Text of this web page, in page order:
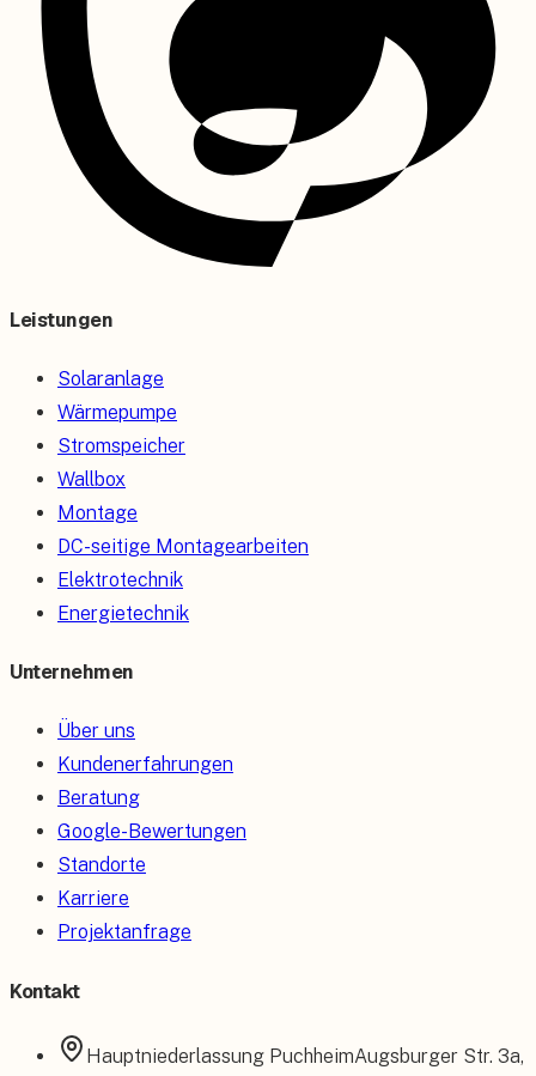
Leistungen
Solaranlage
Wärmepumpe
Stromspeicher
Wallbox
Montage
DC-seitige Montagearbeiten
Elektrotechnik
Energietechnik
Unternehmen
Über uns
Kundenerfahrungen
Beratung
Google-Bewertungen
Standorte
Karriere
Projektanfrage
Kontakt
Hauptniederlassung PuchheimAugsburger Str. 3a,